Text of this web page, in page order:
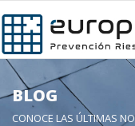
BLOG
CONOCE LAS ÚLTIMAS